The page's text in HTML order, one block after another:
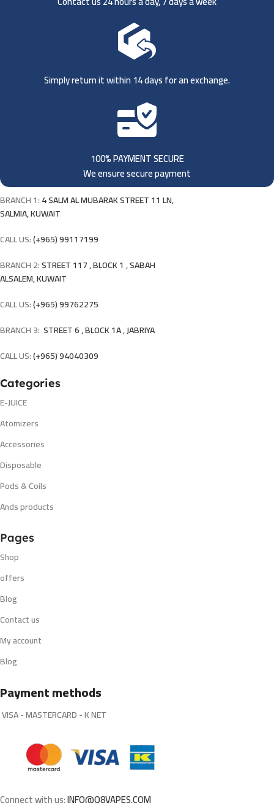
Simply return it within 14 days for an exchange.
100% PAYMENT SECURE
We ensure secure payment
BRANCH 1:4 SALM AL MUBARAK STREET 11 LN,
SALMIA, KUWAIT
CALL US:(+965) 99117199
BRANCH 2:STREET 117 , BLOCK 1 , SABAH
ALSALEM, KUWAIT
CALL US:(+965) 99762275
BRANCH 3: STREET 6 , BLOCK 1A , JABRIYA
CALL US:(+965) 94040309
Categories
E-JUICE
Atomizers
Accessories
Disposable
Pods & Coils
Ands products
Pages
Shop
offers
Blog
Contact us
My account
Blog
Payment methods
VISA - MASTERCARD - K NET